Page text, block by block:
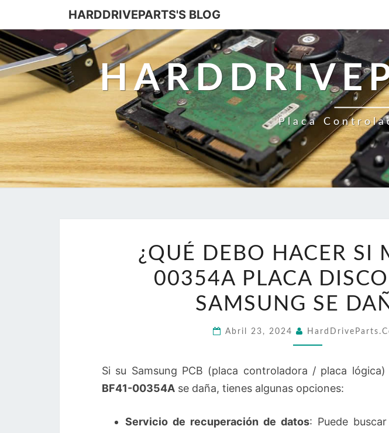
HARDDRIVEPARTS'S BLOG
Placa
DEBO
HACER
MI
BF41-
00354A
DISCO
DURO
¿QUÉ DEBO HACER SI
00354A PLACA
SAMSUNG SE
Abril 23, 2024
Si su Samsung PCB (placa controladora / placa
BF41-00354A se daña, tienes algunas opciones:
Servicio de recuperación de datos: Puede